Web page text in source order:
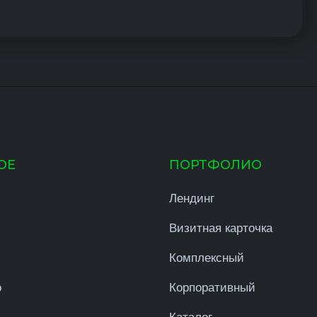
ПОРТФОЛИО
Лендинг
Визитная карточка
Комплексный
Корпоративный